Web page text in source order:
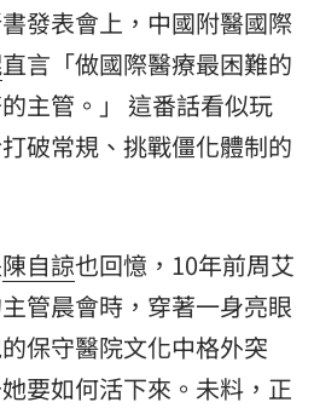
發表會上，中國附醫國際
直言「做國際醫療最困難的
主管。」 這番話看似玩
破常規、挑戰僵化體制的
陳自諒也回憶，10年前周艾
管晨會時，穿著一身亮眼
保守醫院文化中格外突
要如何活下來。未料，正